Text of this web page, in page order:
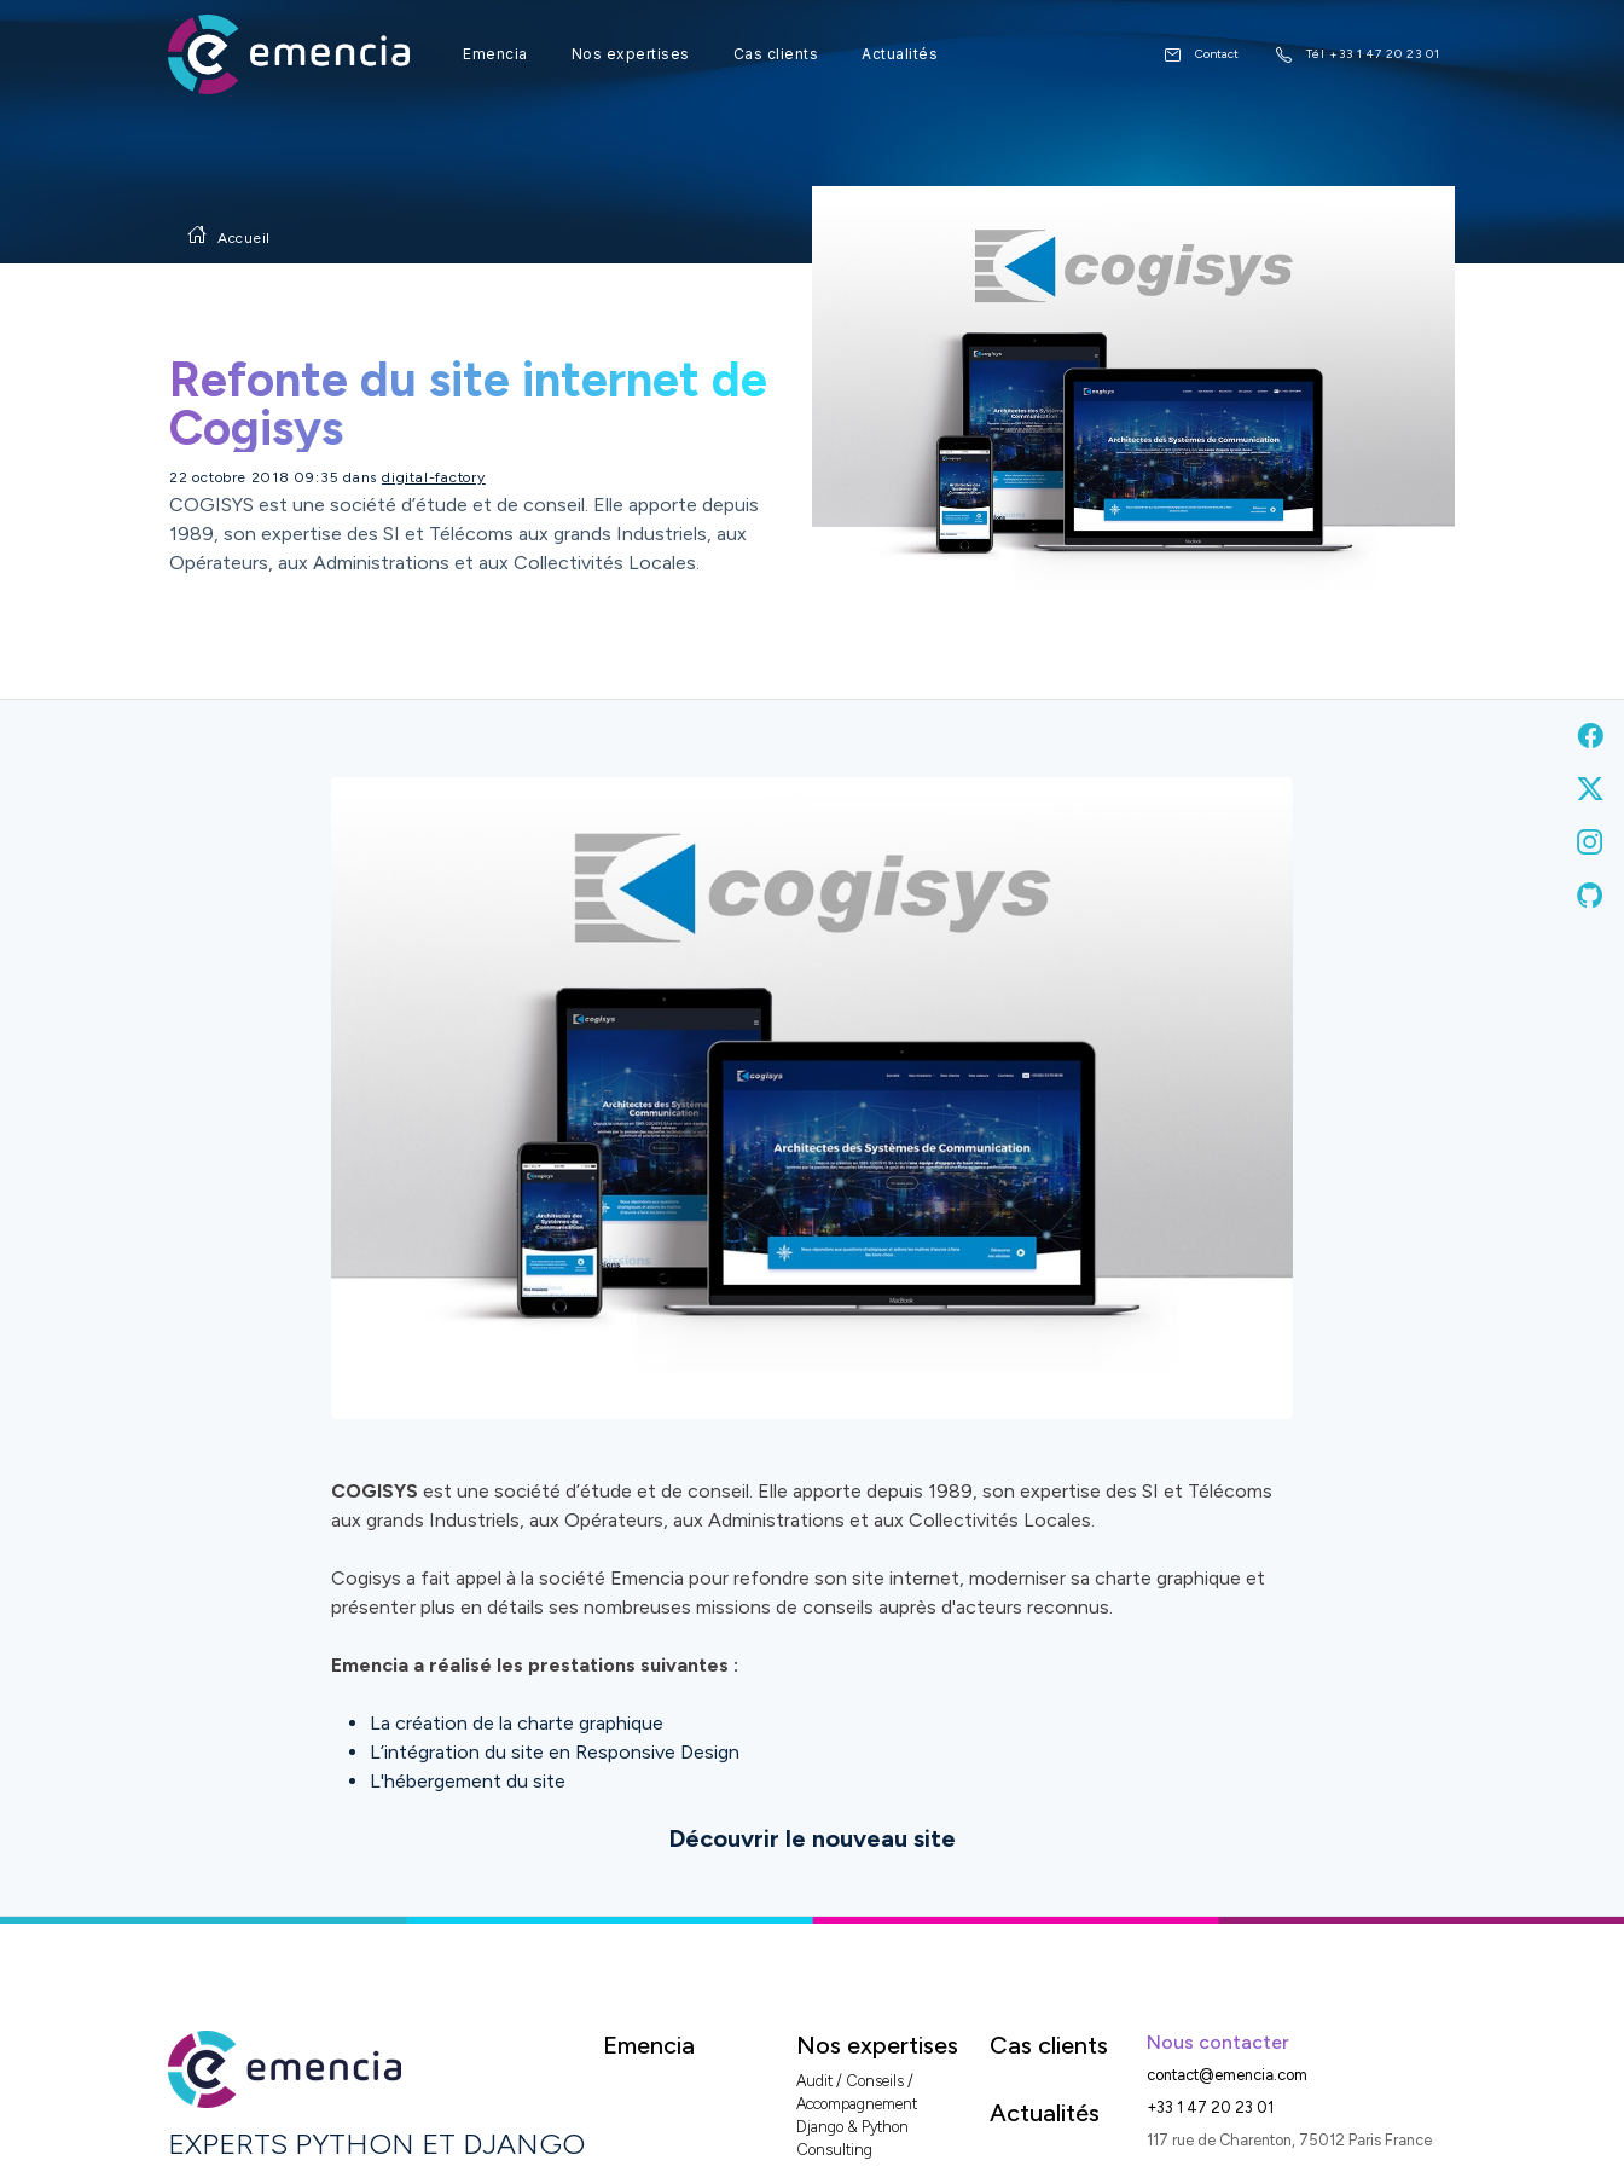
Contact Tél +33 1 47 20 23 01
Emencia Nos expertises Cas clients Actualités
Accueil
Refonte du site internet de
Cogisys
22 octobre 2018 09:35 dansdigital-factory
COGISYS est une société d’étude et de conseil. Elle apporte depuis
1989, son expertise des SI et Télécoms aux grands Industriels, aux
Opérateurs, aux Administrations et aux Collectivités Locales.
COGISYS est une société d’étude et de conseil. Elle apporte depuis 1989, son expertise des SI et Télécoms
aux grands Industriels, aux Opérateurs, aux Administrations et aux Collectivités Locales.
Cogisys a fait appel à la société Emencia pour refondre son site internet, moderniser sa charte graphique et
présenter plus en détails ses nombreuses missions de conseils auprès d'acteurs reconnus.
Emencia a réalisé les prestations suivantes :
La création de la charte graphique
L’intégration du site en Responsive Design
L'hébergement du site
Découvrir le nouveau site
EXPERTS PYTHON ET DJANGO
Emencia Nos expertises
Audit / Conseils /
Accompagnement
Django & Python
Consulting
Cas clients
Actualités
Nous contacter
contact@emencia.com
+33 1 47 20 23 01
117 rue de Charenton, 75012 Paris France